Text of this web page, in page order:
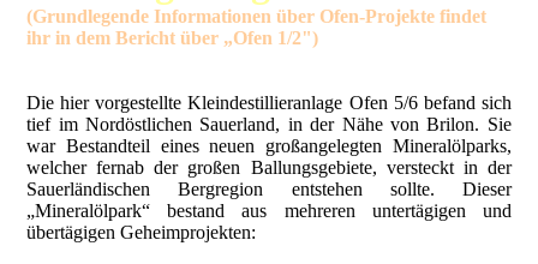
(Grundlegende Informationen über Ofen-Projekte findet
ihr in dem Bericht über „Ofen 1/2")
Die hier vorgestellte Kleindestillieranlage Ofen 5/6 befand sich
tief im Nordöstlichen Sauerland, in der Nähe von Brilon. Sie
war Bestandteil eines neuen großangelegten Mineralölparks,
welcher fernab der großen Ballungsgebiete, versteckt in der
Sauerländischen Bergregion entstehen sollte. Dieser
„Mineralölpark“ bestand aus mehreren untertägigen und
übertägigen Geheimprojekten: